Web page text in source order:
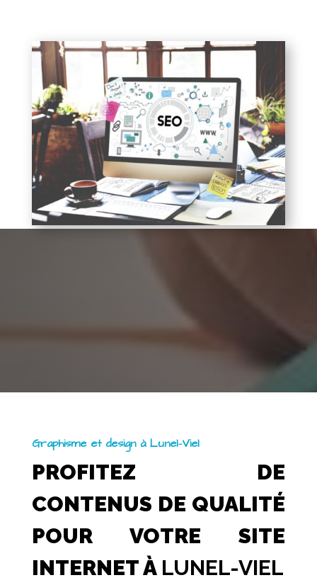
Graphisme et design à Lunel-Viel
PROFITEZ DE
CONTENUS DE QUALITÉ
POUR VOTRE SITE
INTERNET À LUNEL-VIEL